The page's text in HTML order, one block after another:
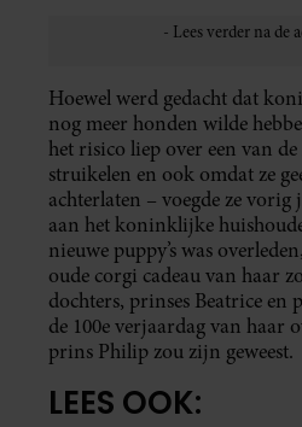
Hoewel werd gedacht dat
nog meer honden wilde
het risico liep over een van
struikelen en ook omdat ze
achterlaten – voegde ze vorig
aan het koninklijke
nieuwe puppy’s was
oude corgi cadeau van haar
dochters, prinses Beatrice en
de 100e verjaardag van haar
prins Philip zou zijn geweest.
LEES OOK: